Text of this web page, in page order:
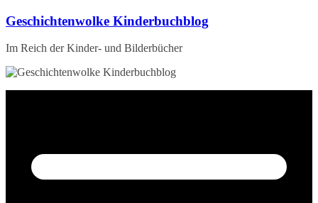
Zum
springen
Geschichtenwolke Kinderbuchblog
Im Reich der Kinder- und Bilderbücher